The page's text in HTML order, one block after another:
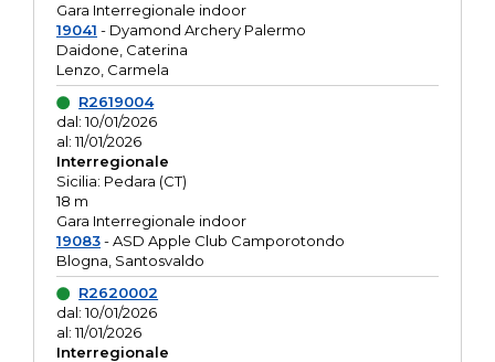
Gara Interregionale indoor
19041 - Dyamond Archery Palermo
Daidone, Caterina
Lenzo, Carmela
R2619004
dal: 10/01/2026
al: 11/01/2026
Interregionale
Sicilia: Pedara (CT)
18 m
Gara Interregionale indoor
19083- ASD Apple Club Camporotondo
Blogna, Santosvaldo
R2620002
dal: 10/01/2026
al: 11/01/2026
Interregionale